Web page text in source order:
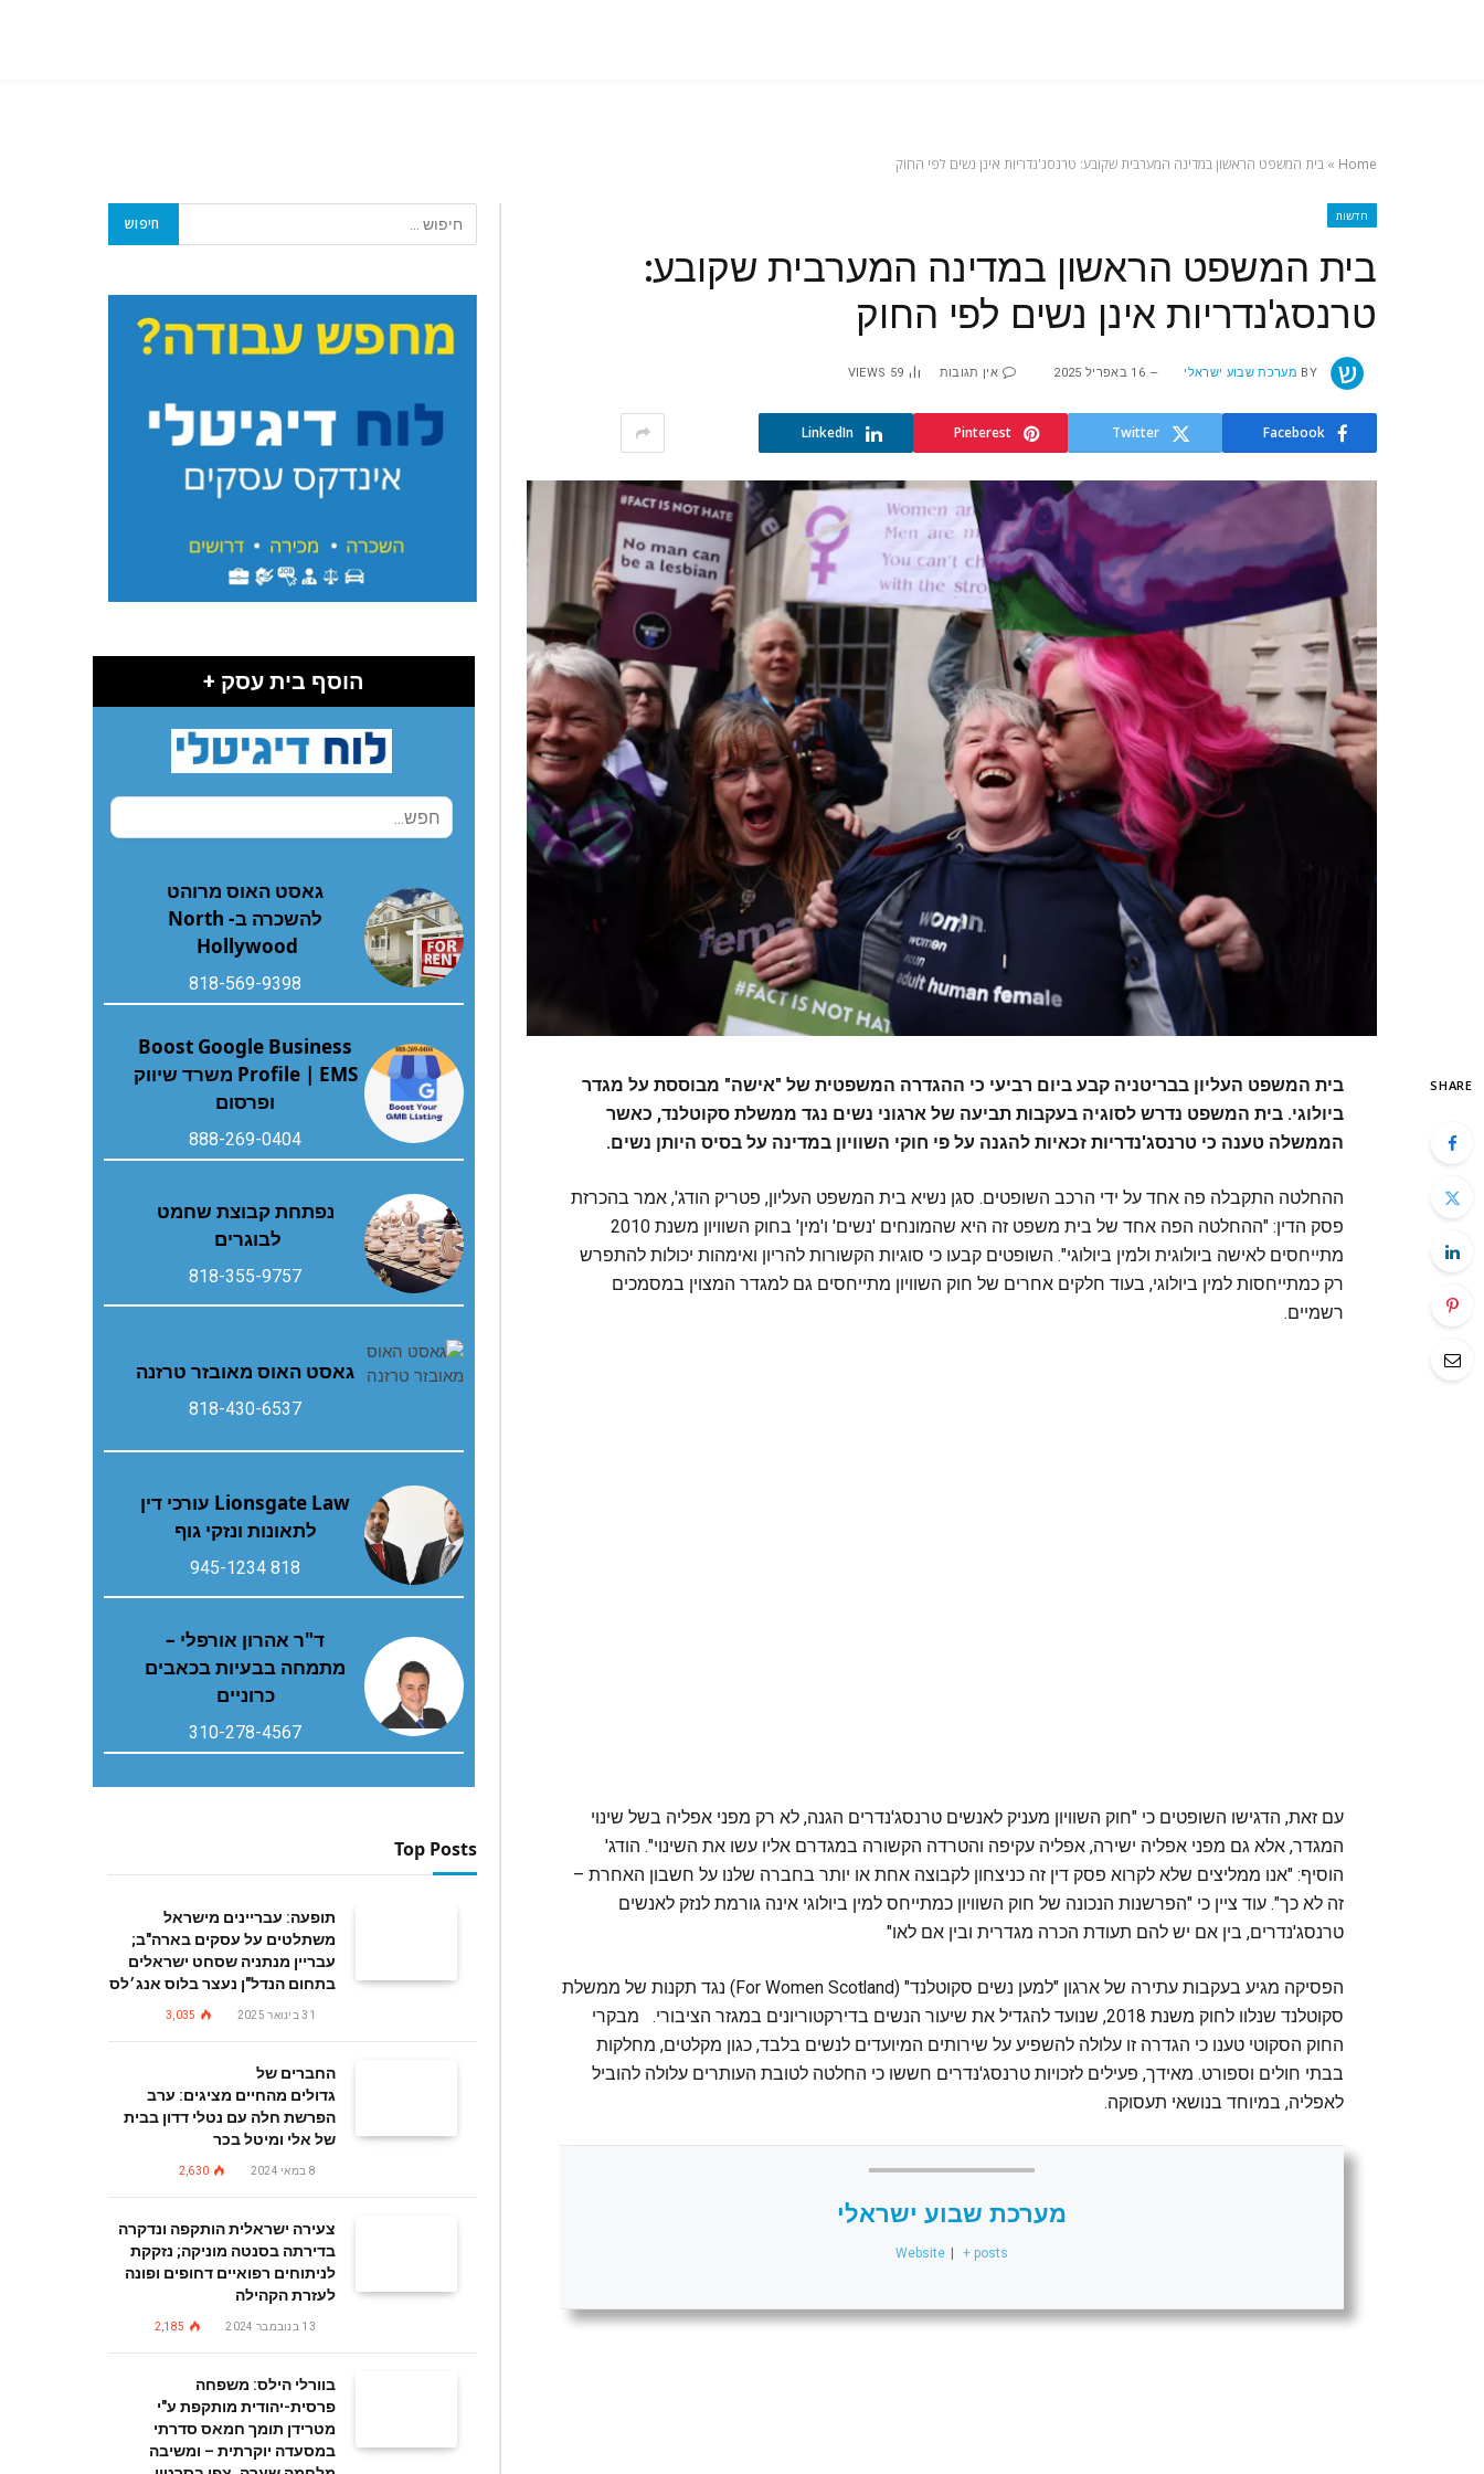
Home
» בית המשפט הראשון במדינה המערבית שקובע: טרנסג'נדריות אינן נשים לפי החוק
חדשות
בית המשפט הראשון במדינה המערבית שקובע:
טרנסג'נדריות אינן נשים לפי החוק
BY מערכת שבוע ישראלי 16 באפריל 2025 אין תגובות 59
VIEWS
Facebook
Twitter
Pinterest
LinkedIn
SHARE
בית המשפט העליון בבריטניה קבע ביום רביעי כי ההגדרה המשפטית של "אישה" מבוססת על מגדר
ביולוגי. בית המשפט נדרש לסוגיה בעקבות תביעה של ארגוני נשים נגד ממשלת סקוטלנד, כאשר
הממשלה טענה כי טרנסג'נדריות זכאיות להגנה על פי חוקי השוויון במדינה על בסיס היותן נשים.
ההחלטה התקבלה פה אחד על ידי הרכב השופטים. סגן נשיא בית המשפט העליון, פטריק הודג', אמר בהכרזת
פסק הדין: "ההחלטה הפה אחד של בית משפט זה היא שהמונחים 'נשים' ו'מין' בחוק השוויון משנת 2010
מתייחסים לאישה ביולוגית ולמין ביולוגי". השופטים קבעו כי סוגיות הקשורות להריון ואימהות יכולות להתפרש
רק כמתייחסות למין ביולוגי, בעוד חלקים אחרים של חוק השוויון מתייחסים גם למגדר המצוין במסמכים
רשמיים.
עם זאת, הדגישו השופטים כי "חוק השוויון מעניק לאנשים טרנסג'נדרים הגנה, לא רק מפני אפליה בשל שינוי
המגדר, אלא גם מפני אפליה ישירה, אפליה עקיפה והטרדה הקשורה במגדרם אליו עשו את השינוי". הודג'
הוסיף: "אנו ממליצים שלא לקרוא פסק דין זה כניצחון לקבוצה אחת או יותר בחברה שלנו על חשבון האחרת –
זה לא כך". עוד ציין כי "הפרשנות הנכונה של חוק השוויון כמתייחס למין ביולוגי אינה גורמת לנזק לאנשים
טרנסג'נדרים, בין אם יש להם תעודת הכרה מגדרית ובין אם לאו"
הפסיקה מגיע בעקבות עתירה של ארגון "למען נשים סקוטלנד" (For Women Scotland) נגד תקנות של ממשלת
סקוטלנד שנלוו לחוק משנת 2018, שנועד להגדיל את שיעור הנשים בדירקטוריונים במגזר הציבורי. מבקרי
החוק הסקוטי טענו כי הגדרה זו עלולה להשפיע על שירותים המיועדים לנשים בלבד, כגון מקלטים, מחלקות
בבתי חולים וספורט. מאידך, פעילים לזכויות טרנסג'נדרים חששו כי החלטה לטובת העותרים עלולה להוביל
לאפליה, במיוחד בנושאי תעסוקה.
מערכת שבוע ישראלי
Website | + posts
הוסף בית עסק +
גאסט האוס מרוהט
להשכרה ב- North
Hollywood
818-569-9398
Boost Google Business
Profile | EMS משרד שיווק
ופרסום
888-269-0404
נפתחת קבוצת שחמט
לבוגרים
818-355-9757
גאסט‭ ‬האוס‭ ‬מאובזר‭ ‬טרזנה
818-430-6537
Lionsgate Law עורכי דין
לתאונות ונזקי גוף
818 945-1234
ד"ר אהרון אורפלי –
מתמחה בבעיות בכאבים
כרוניים
310-278-4567
Top Posts
תופעה: עבריינים מישראל
משתלטים על עסקים בארה"ב;
עבריין מנתניה שסחט ישראלים
בתחום הנדל"ן נעצר בלוס אנג׳לס
31 בינואר 2025 3,035
החברים של
גדולים מהחיים מציגים: ערב
הפרשת חלה עם נטלי דדון בבית
של אלי ומיטל בכר
8 במאי 2024 2,630
צעירה ישראלית הותקפה ונדקרה
בדירתה בסנטה מוניקה; נזקקת
לניתוחים רפואיים דחופים ופונה
לעזרת הקהילה
13 בנובמבר 2024 2,185
בוורלי הילס: משפחה
פרסית-יהודית מותקפת ע"י
מטרידן תומך חמאס סדרתי
במסעדה יוקרתית – ומשיבה